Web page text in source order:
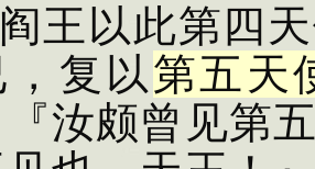
阎王以此第四
复以 第五天
汝颇曾见第